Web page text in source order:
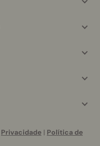
Privacidade | Política de